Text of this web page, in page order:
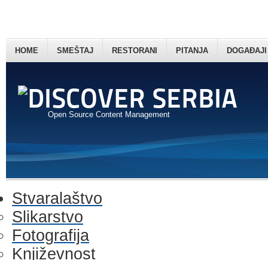
Open Source Content Management
HOME SMEŠTAJ RESTORANI PITANJA DOGAĐAJI
Stvaralaštvo
Slikarstvo
Fotografija
Književnost